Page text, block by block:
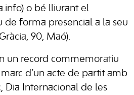
o bé lliurant el
de forma presencial a la seu
90, Maó).
un record commemoratiu
d’un acte de partit amb
Dia Internacional de les